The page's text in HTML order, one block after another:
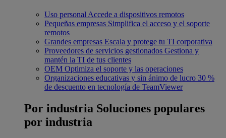
Uso personal Accede a dispositivos remotos
Pequeñas empresas Simplifica el acceso y el soporte
remotos
Grandes empresas Escala y protege tu TI corporativa
Proveedores de servicios gestionados Gestiona y
mantén la TI de tus clientes
OEM Optimiza el soporte y las operaciones
Organizaciones educativas y sin ánimo de lucro 30 %
de descuento en tecnología de TeamViewer
Por industria Soluciones populares
por industria